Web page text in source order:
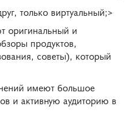
только виртуальный;>
оригинальный и
продуктов,
советы), который
имеют большое
и активную аудиторию в